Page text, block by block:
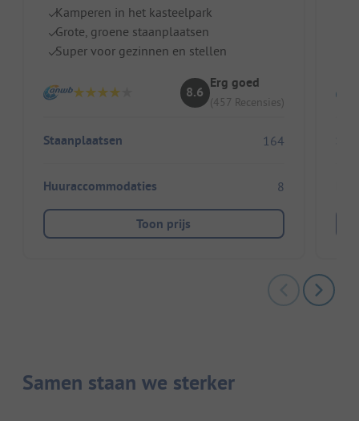
Kamperen in het kasteelpark
Grote, groene staanplaatsen
Super voor gezinnen en stellen
8.6
Erg goed
(457 Recensies)
Staanplaatsen 164
Huuraccommodaties 8
Toon prijs
Samen staan we sterker